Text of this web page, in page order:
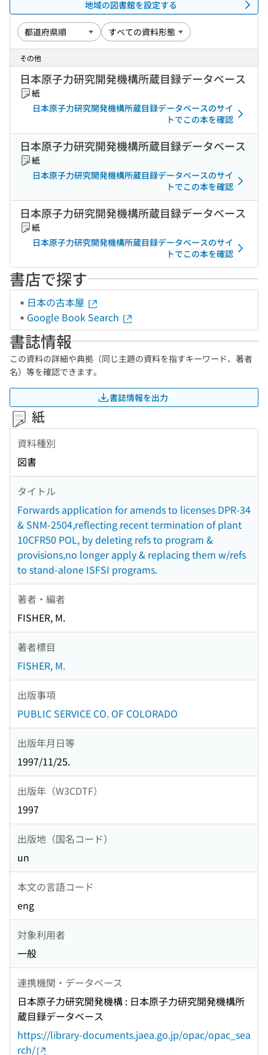
地域の図書館を設定する
その他
日本原子力研究開発機構所蔵目録データベース
紙
日本原子力研究開発機構所蔵目録データベースのサイ
トでこの本を確認
日本原子力研究開発機構所蔵目録データベース
紙
日本原子力研究開発機構所蔵目録データベースのサイ
トでこの本を確認
日本原子力研究開発機構所蔵目録データベース
紙
日本原子力研究開発機構所蔵目録データベースのサイ
トでこの本を確認
書店で探す
日本の古本屋
Google Book Search
書誌情報
この資料の詳細や典拠（同じ主題の資料を指すキーワード、著者
名）等を確認できます。
書誌情報を出力
紙
資料種別
図書
タイトル
Forwards application for amends to licenses DPR-34
& SNM-2504,reflecting recent termination of plant
10CFR50 POL, by deleting refs to program &
provisions,no longer apply & replacing them w/refs
to stand-alone ISFSI programs.
著者・編者
FISHER, M.
著者標目
FISHER, M.
出版事項
PUBLIC SERVICE CO. OF COLORADO
出版年月日等
1997/11/25.
出版年（W3CDTF）
1997
出版地（国名コード）
un
本文の言語コード
eng
対象利用者
一般
連携機関・データベース
日本原子力研究開発機構 : 日本原子力研究開発機構所
蔵目録データベース
https://library-documents.jaea.go.jp/opac/opac_sea
rch/